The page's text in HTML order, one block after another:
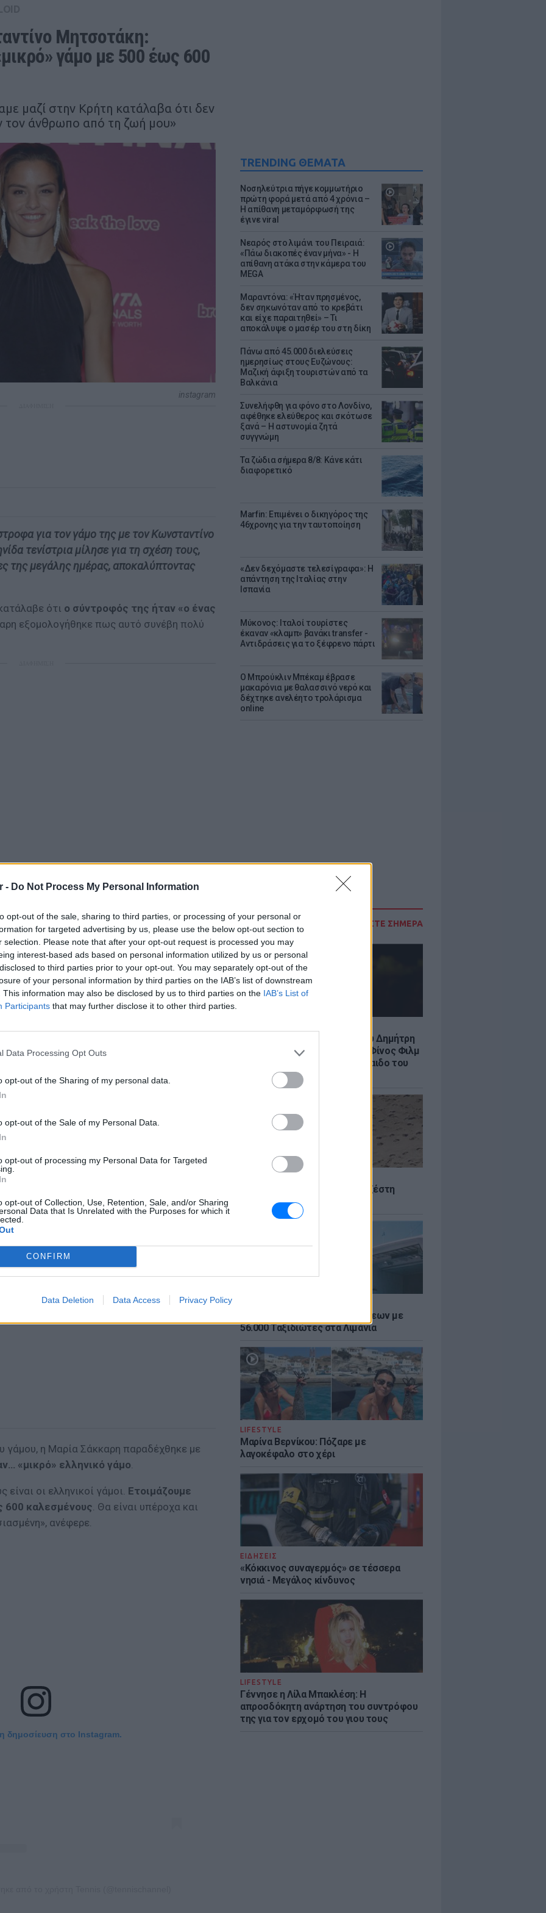
- Do Not Process My Personal Information
opt-out of the sale, sharing to third parties, or processing of your personal or
for targeted advertising by us, please use the below opt-out section to
selection. Please note that after your opt-out request is processed you may
interest-based ads based on personal information utilized by us or personal
to third parties prior to your opt-out. You may separately opt-out of the
of your personal information by third parties on the IAB’s list of downstream
This information may also be disclosed by us to third parties on the IAB’s List of
Participants that may further disclose it to other third parties.
Data Processing Opt Outs
opt-out of the Sharing of my personal data.
opt-out of the Sale of my Personal Data.
opt-out of processing my Personal Data for Targeted
opt-out of Collection, Use, Retention, Sale, and/or Sharing
Data that Is Unrelated with the Purposes for which it
CONFIRM
Data Deletion Data Access Privacy Policy
TRENDING ΘΕΜΑΤΑ
Νοσηλεύτρια πήγε κομμωτήριο
πρώτη φορά μετά από 4 χρόνια –
Η απίθανη μεταμόρφωσή της
έγινε viral
Νεαρός στο λιμάνι του Πειραιά:
«Πάω διακοπές έναν μήνα» - Η
απίθανη ατάκα στην κάμερα του
MEGA
Μαραντόνα: «Ήταν πρησμένος,
δεν σηκωνόταν από το κρεβάτι
και είχε παραιτηθεί» – Τι
αποκάλυψε ο μασέρ του στη δίκη
Πάνω από 45.000 διελεύσεις
ημερησίως στους Ευζώνους:
Μαζική άφιξη τουριστών από τα
Βαλκάνια
Συνελήφθη για φόνο στο Λονδίνο,
αφέθηκε ελεύθερος και σκότωσε
ξανά – Η αστυνομία ζητά
συγγνώμη
Τα ζώδια σήμερα 8/8: Κάνε κάτι
διαφορετικό
Marfin: Επιμένει ο δικηγόρος της
46χρονης για την ταυτοποίηση
«Δεν δεχόμαστε τελεσίγραφα»: Η
απάντηση της Ιταλίας στην
Ισπανία
Μύκονος: Ιταλοί τουρίστες
έκαναν «κλαμπ» βανάκι transfer -
Αντιδράσεις για το ξέφρενο πάρτι
Ο Μπρούκλιν Μπέκαμ έβρασε
μακαρόνια με θαλασσινό νερό και
δέχτηκε ανελέητο τρολάρισμα
online
ΔΙΑΒΑΣΤΕ ΣΗΜΕΡΑ
22 χρόνια από τον θάνατο του Δημήτρη
Παπαμιχαήλ: Η ανάρτηση της Φίνος Φιλμ
για το «γοητευτικό λεβεντόπαιδο του
ελληνικού σινεμά»
Καιρός: Πού θα «χτυπήσει» η ζέστη
Αύγουστος: Ρεκόρ Αναχωρήσεων με
56.000 Ταξιδιώτες στα Λιμάνια
LIFESTYLE
Μαρίνα Βερνίκου: Πόζαρε με
λαγοκέφαλο στο χέρι
ΕΙΔΗΣΕΙΣ
«Κόκκινος συναγερμός» σε τέσσερα
νησιά - Μεγάλος κίνδυνος
LIFESTYLE
Γέννησε η Λίλα Μπακλέση: Η
απροσδόκητη ανάρτηση του συντρόφου
της για τον ερχομό του γιου τους
Μητσοτάκη:
γάμο με 500 έως 600
μαζί στην Κρήτη κατάλαβα ότι δεν
άνθρωπο από τη ζωή μου»
instagram
για τον γάμο της με τον Κωνσταντίνο
τενίστρια μίλησε για τη σχέση τους,
της μεγάλης ημέρας, αποκαλύπτοντας
ότι ο σύντροφός της ήταν «ο ένας
εξομολογήθηκε πως αυτό συνέβη πολύ
ή τέσσερις μήνες της σχέσης μας.
αγωνίζομαι στο French Open το 2021. Το
την αρχή μιας σχέσης είναι πολύ σημαντικό
ξεχωριστές στιγμές», ανέφερε.
που πέρασαν μαζί στην Κρήτη,
πόσο σημαντικός ήταν για εκείνη.
σκέφτηκα πως δεν θέλω να χάσω
ζωή μου. Είναι ο μοναδικός. Του είπα
διαφορετικό. Όταν ξέρεις, ξέρεις και
δήλωσε χαρακτηριστικά.
ΔΙΑΦΗΜΙΣΗ
γάμου, η Μαρία Σάκκαρη παραδέχθηκε με
«μικρό» ελληνικό γάμο.
οι ελληνικοί γάμοι. Ετοιμάζουμε
600 καλεσμένους. Θα είναι υπέροχα και
ανέφερε.
δημοσίευση στο Instagram.